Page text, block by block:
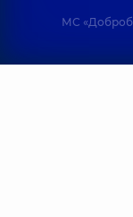
МС